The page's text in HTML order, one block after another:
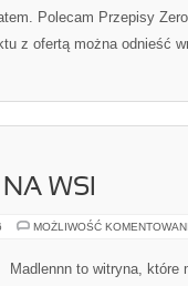
Polecam Przepisy
z ofertą można odnieść
WSI
MOŻLIWOŚĆ
Madlennn to witryna, które